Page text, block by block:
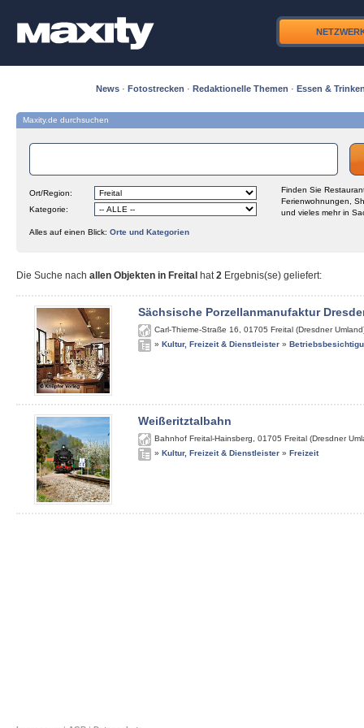
News · Fotostrecken · Redaktionelle Themen · Essen &
Maxity.de durchsuchen
Ort/Region:
Kategorie:
Finden Sie
Ferienwohnungen,
und vieles mehr in
Alles auf einen Blick: Orte und Kategorien
Die Suche nach allen Objekten in Freital hat2 Ergebnis(se) geliefert:
Sächsische Porzellanmanufaktur
Carl-Thieme-Straße 16 01705 Freital (Dresdner
» Kultur, Freizeit & Dienstleister »
Weißeritztalbahn
Bahnhof Freital-Hainsberg 01705 Freital (Dresdner
» Kultur, Freizeit & Dienstleister » Freizeit